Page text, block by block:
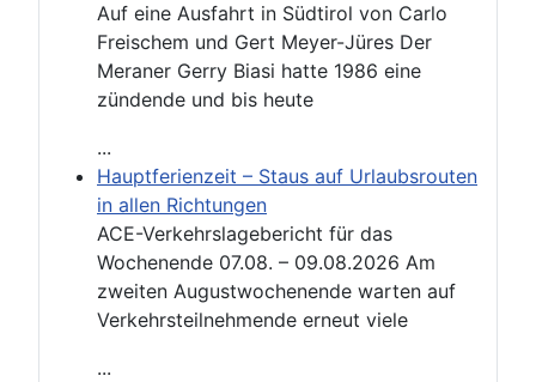
Auf eine Ausfahrt in Südtirol von Carlo
Freischem und Gert Meyer-Jüres Der
Meraner Gerry Biasi hatte 1986 eine
zündende und bis heute
...
Hauptferienzeit – Staus auf Urlaubsrouten
in allen Richtungen
ACE-Verkehrslagebericht für das
Wochenende 07.08. – 09.08.2026 Am
zweiten Augustwochenende warten auf
Verkehrsteilnehmende erneut viele
...